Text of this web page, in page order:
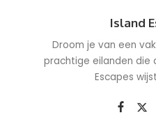
Island
Droom je van een
prachtige eilanden die
Escapes